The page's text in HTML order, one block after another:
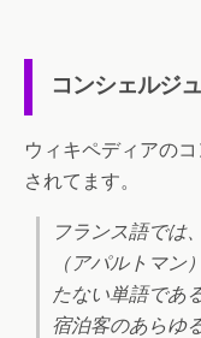
コンシェルジ
ウィキペディアの
されてます。
フランス語では
（アパルトマ
たない単語であ
宿泊客のあらゆ